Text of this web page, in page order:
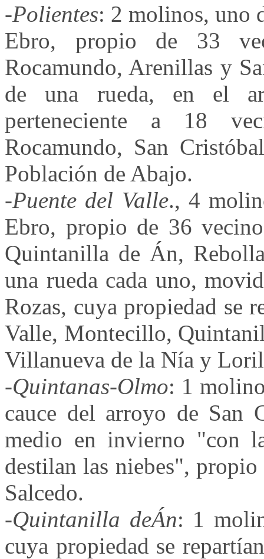
-Polientes: 2 molinos, uno
Ebro, propio de 33
Rocamundo, Arenillas y
de una rueda, en el
perteneciente a 18
Rocamundo, San
Población de Abajo.
-Puente del Valle., 4
Ebro, propio de 36
Quintanilla de Án,
una rueda cada uno,
Rozas, cuya propiedad se
Valle, Montecillo,
Villanueva de la Nía y
-Quintanas-Olmo: 1
cauce del arroyo de San
medio en invierno "con
destilan las niebes",
Salcedo.
-Quintanilla deÁn: 1
cuya propiedad se